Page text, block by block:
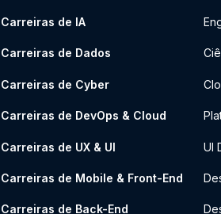
Carreiras de IA
Carreiras de Dados
Carreiras de Cyber
Carreiras de DevOps & Cloud
Carreiras de UX & UI UI
Carreiras de Mobile & Front-End
Carreiras de Back-End